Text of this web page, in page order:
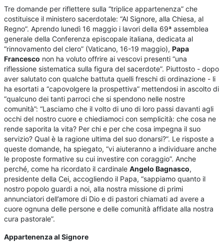
Tre domande per riflettere sulla “triplice appartenenza” che
costituisce il ministero sacerdotale: “Al Signore, alla Chiesa, al
Regno”. Aprendo lunedì 16 maggio i lavori della 69ª assemblea
generale della Conferenza episcopale italiana, dedicata al
“rinnovamento del clero” (Vaticano, 16-19 maggio),Papa
Francesco non ha voluto offrire ai vescovi presenti “una
riflessione sistematica sulla figura del sacerdote”. Piuttosto - dopo
aver salutato con qualche battuta quelli freschi di ordinazione - li
ha esortati a “capovolgere la prospettiva” mettendosi in ascolto di
“qualcuno dei tanti parroci che si spendono nelle nostre
comunità”: “Lasciamo che il volto di uno di loro passi davanti agli
occhi del nostro cuore e chiediamoci con semplicità: che cosa ne
rende saporita la vita? Per chi e per che cosa impegna il suo
servizio? Qual è la ragione ultima del suo donarsi?”. Le risposte a
queste domande, ha spiegato, “vi aiuteranno a individuare anche
le proposte formative su cui investire con coraggio”. Anche
perché, come ha ricordato il cardinaleAngelo Bagnasco,
presidente della Cei, accogliendo il Papa, “sappiamo quanto il
nostro popolo guardi a noi, alla nostra missione di primi
annunciatori dell’amore di Dio e di pastori chiamati ad avere a
cuore ognuna delle persone e delle comunità affidate alla nostra
cura pastorale”.
Appartenenza al Signore